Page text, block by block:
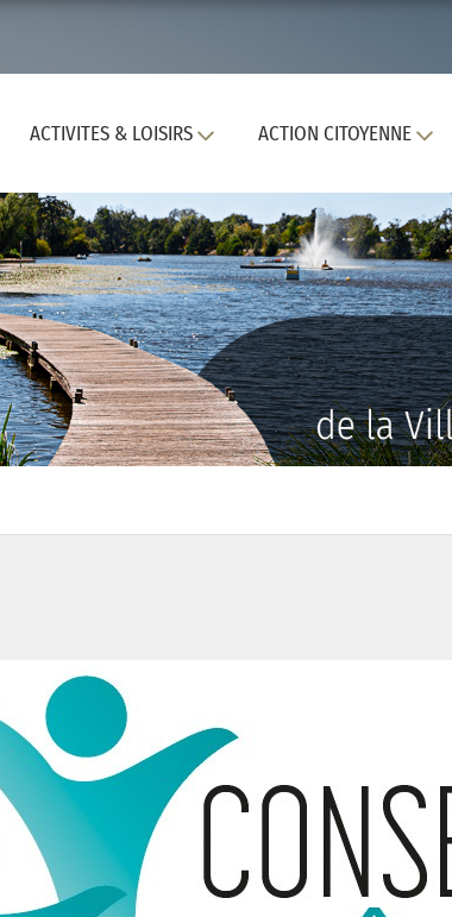
ACTIVITES & LOISIRS ACTION CITOYENNE